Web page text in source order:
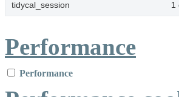
tidycal_session 1
Performance
Performance